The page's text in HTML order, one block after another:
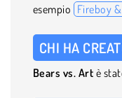
esempio Fireboy
CHI HA
Bears vs. Art è